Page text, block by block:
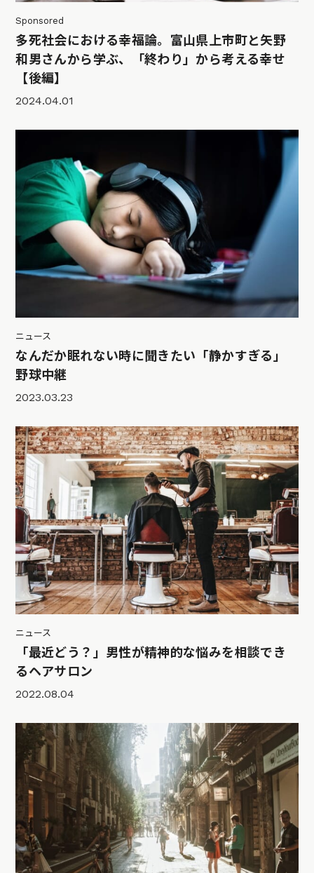
Sponsored
多死社会における幸福論。富山県上市町と矢野
和男さんから学ぶ、「終わり」から考える幸せ
【後編】
2024.04.01
ニュース
なんだか眠れない時に聞きたい「静かすぎる」
野球中継
2023.03.23
ニュース
「最近どう？」男性が精神的な悩みを相談でき
るヘアサロン
2022.08.04